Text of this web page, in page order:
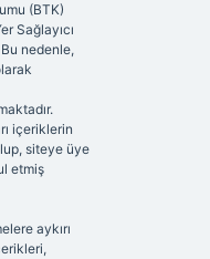
(BTK)
Sağlayıcı
nedenle,
içeriklerin
siteye üye
etmiş
aykırı